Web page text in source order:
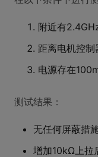
附近有
距离电机控
电源存在
测试结果：
无任何屏蔽措
增加10kΩ上拉